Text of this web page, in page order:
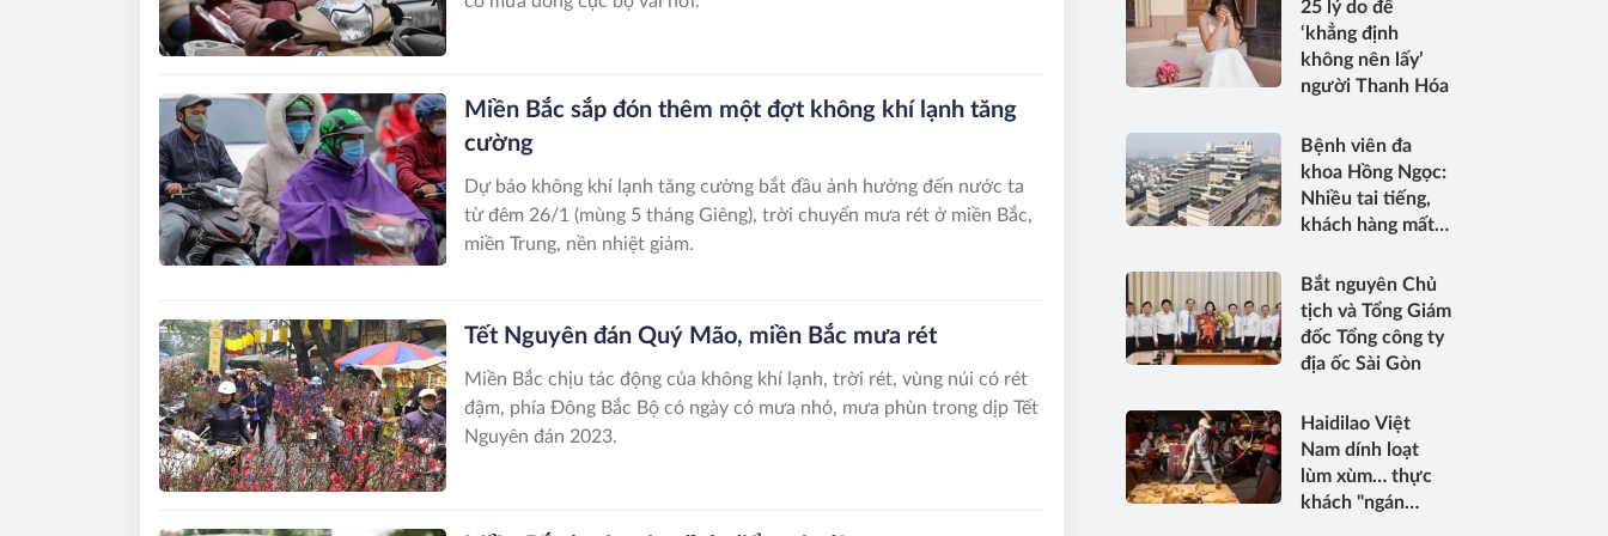
Miền Bắc sắp đón thêm một đợt không khí lạnh tăng
cường
Dự báo không khí lạnh tăng cường bắt đầu ảnh hưởng đến nước ta
từ đêm 26/1 (mùng 5 tháng Giêng), trời chuyển mưa rét ở miền Bắc,
miền Trung, nền nhiệt giảm.
Tết Nguyên đán Quý Mão, miền Bắc mưa rét
Miền Bắc chịu tác động của không khí lạnh, trời rét, vùng núi có rét
đậm, phía Đông Bắc Bộ có ngày có mưa nhỏ, mưa phùn trong dịp Tết
Nguyên đán 2023.
25 lý do để
‘khẳng định
không nên lấy’
người Thanh Hóa
Bệnh viên đa
khoa Hồng Ngọc:
Nhiều tai tiếng,
khách hàng mất
Bắt nguyên Chủ
tịch và Tổng Giám
đốc Tổng công ty
địa ốc Sài Gòn
Haidilao Việt
Nam dính loạt
lùm xùm… thực
khách "ngán